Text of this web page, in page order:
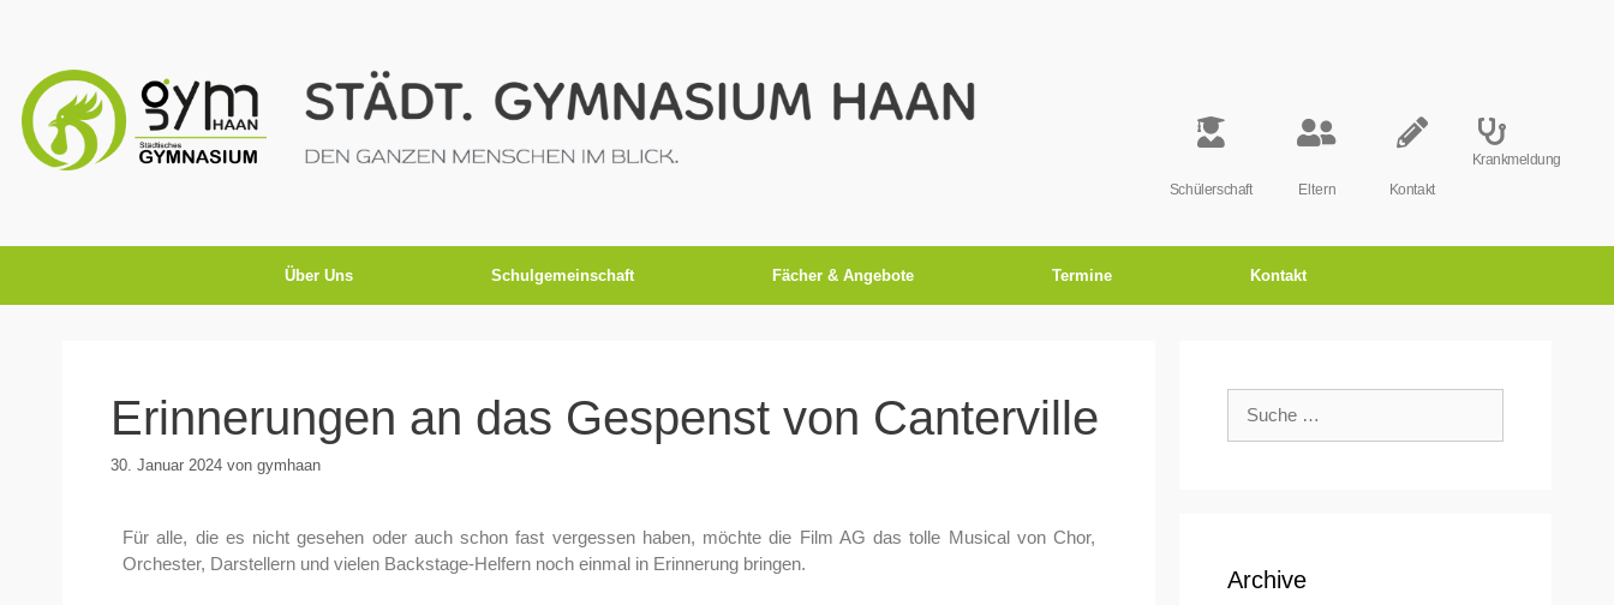
Schülerschaft Eltern Kontakt
Krankmeldung
Über Uns Schulgemeinschaft Fächer & Angebote Termine Kontakt
Erinnerungen an das Gespenst von Canterville
30. Januar 2024 von gymhaan
Für alle, die es nicht gesehen oder auch schon fast vergessen haben, möchte die Film AG das tolle Musical von Chor,
Orchester, Darstellern und vielen Backstage-Helfern noch einmal in Erinnerung bringen.
Archive